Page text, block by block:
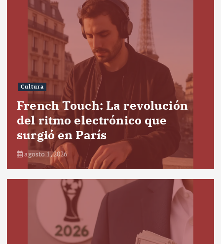
Cultura
French Touch: La revolución
del ritmo electrónico que
surgió en París
agosto 1, 2026